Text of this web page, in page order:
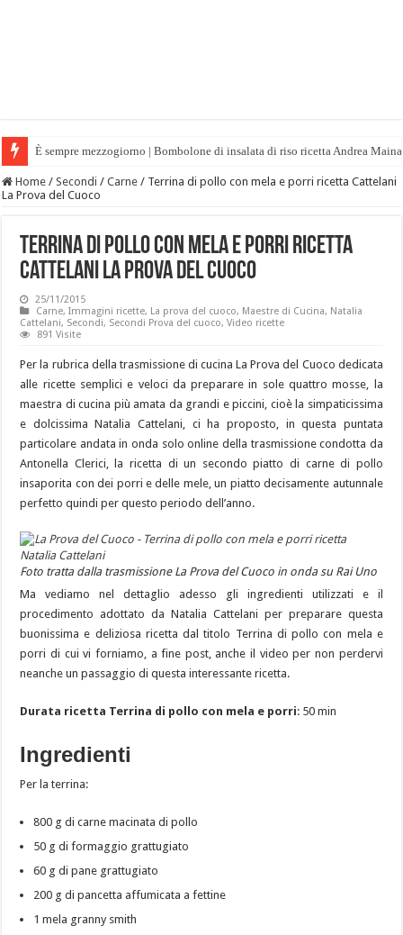
È sempre mezzogiorno | Bombolone di insalata di riso ricetta Andrea
Home / Secondi / Carne / Terrina di pollo con mela e porri ricetta Cattelani
La Prova del Cuoco
Terrina di pollo con mela e porri ricetta
Cattelani La Prova del Cuoco
25/11/2015
Carne,Immagini ricette, La prova del cuoco, Maestre di Cucina, Natalia
Cattelani, Secondi, Secondi Prova del cuoco,Video ricette
891 Visite
Per la rubrica della trasmissione di cucina La Prova del Cuoco dedicata
alle ricette semplici e veloci da preparare in sole quattro mosse, la
maestra di cucina più amata da grandi e piccini, cioè la simpaticissima
e dolcissima Natalia Cattelani, ci ha proposto, in questa puntata
particolare andata in onda solo online della trasmissione condotta da
Antonella Clerici, la ricetta di un secondo piatto di carne di pollo
insaporita con dei porri e delle mele, un piatto decisamente autunnale
perfetto quindi per questo periodo dell’anno.
Foto tratta dalla trasmissione La Prova del Cuoco in onda su Rai Uno
Ma vediamo nel dettaglio adesso gli ingredienti utilizzati e il
procedimento adottato da Natalia Cattelani per preparare questa
buonissima e deliziosa ricetta dal titolo Terrina di pollo con mela e
porri di cui vi forniamo, a fine post, anche il video per non perdervi
neanche un passaggio di questa interessante ricetta.
Durata ricetta Terrina di pollo con mela e porri: 50 min
Ingredienti
Per la terrina:
800 g di carne macinata di pollo
50 g di formaggio grattugiato
60 g di pane grattugiato
200 g di pancetta affumicata a fettine
1 mela granny smith